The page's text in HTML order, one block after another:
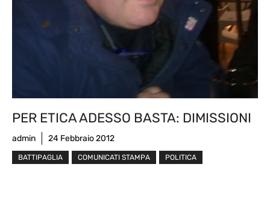
PER ETICA ADESSO BASTA: DIMISSIONI
admin 24 Febbraio 2012
BATTIPAGLIA COMUNICATI STAMPA POLITICA